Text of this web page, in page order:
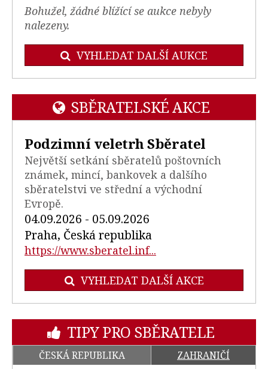
Bohužel, žádné blížící se aukce nebyly
nalezeny.
VYHLEDAT DALŠÍ AUKCE
SBĚRATELSKÉ AKCE
Podzimní veletrh Sběratel
Největší setkání sběratelů poštovních
známek, mincí, bankovek a dalšího
sběratelstvi ve střední a východní
Evropě.
04.09.2026 - 05.09.2026
Praha, Česká republika
https://www.sberatel.inf...
VYHLEDAT DALŠÍ AKCE
TIPY PRO SBĚRATELE
ČESKÁ REPUBLIKA ZAHRANIČÍ